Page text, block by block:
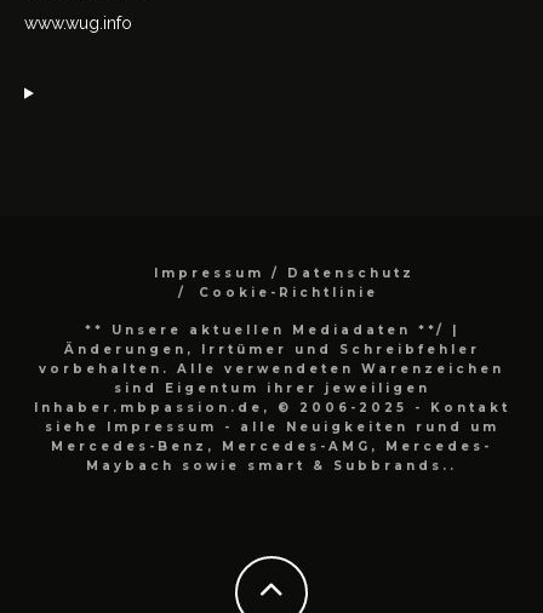
www.wug.info
Impressum / Datenschutz
Cookie-Richtlinie
** Unsere aktuellen Mediadaten **/
|
Änderungen, Irrtümer und Schreibfehler
vorbehalten. Alle verwendeten Warenzeichen
sind Eigentum ihrer jeweiligen
Inhaber.mbpassion.de, © 2006-2025 - Kontakt
siehe Impressum - alle Neuigkeiten rund um
Mercedes-Benz, Mercedes-AMG, Mercedes-
Maybach sowie smart & Subbrands..